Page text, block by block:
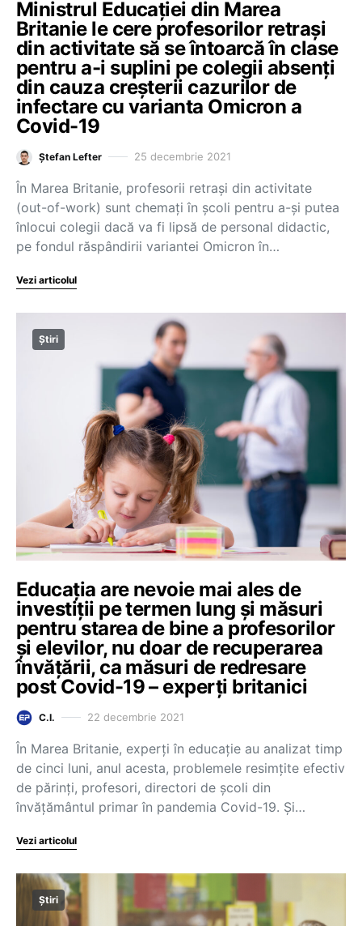
Ministrul Educației din Marea
Britanie le cere profesorilor retrași
din activitate să se întoarcă în clase
pentru a-i suplini pe colegii absenți
din cauza creșterii cazurilor de
infectare cu varianta Omicron a
Covid-19
Ștefan Lefter 25 decembrie 2021
În Marea Britanie, profesorii retrași din activitate
(out-of-work) sunt chemați în școli pentru a-și putea
înlocui colegii dacă va fi lipsă de personal didactic,
pe fondul răspândirii variantei Omicron în…
Vezi articolul
Știri
Educația are nevoie mai ales de
investiții pe termen lung și măsuri
pentru starea de bine a profesorilor
și elevilor, nu doar de recuperarea
învățării, ca măsuri de redresare
post Covid-19 – experți britanici
C.I. 22 decembrie 2021
În Marea Britanie, experți în educație au analizat timp
de cinci luni, anul acesta, problemele resimțite efectiv
de părinți, profesori, directori de școli din
învățământul primar în pandemia Covid-19. Și…
Vezi articolul
Știri